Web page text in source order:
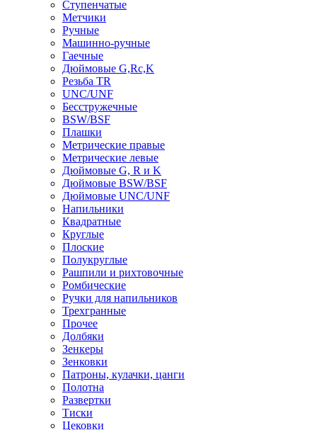
Ступенчатые
Метчики
Ручные
Машинно-ручные
Гаечные
Дюймовые G,Rc,K
Резьба TR
UNC/UNF
Бесстружечные
BSW/BSF
Плашки
Метрические правые
Метрические левые
Дюймовые G, R и K
Дюймовые BSW/BSF
Дюймовые UNC/UNF
Напильники
Квадратные
Круглые
Плоские
Полукруглые
Рашпили и рихтовочные
Ромбические
Ручки для напильников
Трехгранные
Прочее
Долбяки
Зенкеры
Зенковки
Патроны, кулачки, цанги
Полотна
Развертки
Тиски
Цековки